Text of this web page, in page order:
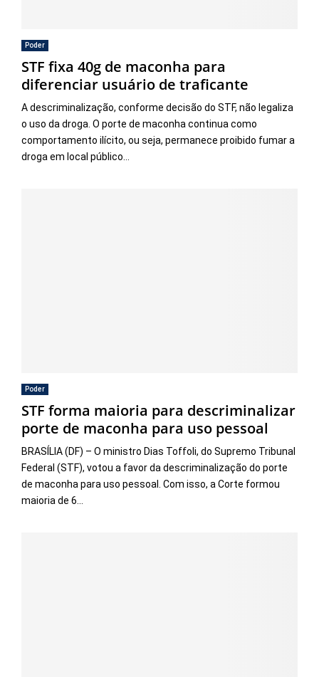
Poder
STF fixa 40g de maconha para
diferenciar usuário de traficante
A descriminalização, conforme decisão do STF, não legaliza
o uso da droga. O porte de maconha continua como
comportamento ilícito, ou seja, permanece proibido fumar a
droga em local público...
Poder
STF forma maioria para descriminalizar
porte de maconha para uso pessoal
BRASÍLIA (DF) – O ministro Dias Toffoli, do Supremo Tribunal
Federal (STF), votou a favor da descriminalização do porte
de maconha para uso pessoal. Com isso, a Corte formou
maioria de 6...